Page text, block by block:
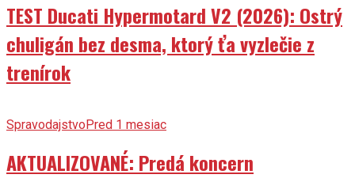
TEST Ducati Hypermotard V2 (2026): Ostrý
chuligán bez desma, ktorý ťa vyzlečie z
trenírok
SpravodajstvoPred 1 mesiac
AKTUALIZOVANÉ: Predá koncern